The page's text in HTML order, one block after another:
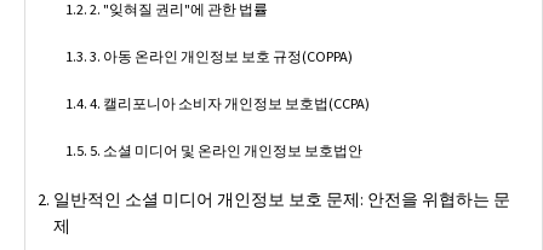
2. "잊혀질 권리"에 관한 법률
3. 아동 온라인 개인정보 보호 규정(COPPA)
4. 캘리포니아 소비자 개인정보 보호법(CCPA)
5. 소셜 미디어 및 온라인 개인정보 보호법안
일반적인 소셜 미디어 개인정보 보호 문제: 안전을 위협하는 문
제